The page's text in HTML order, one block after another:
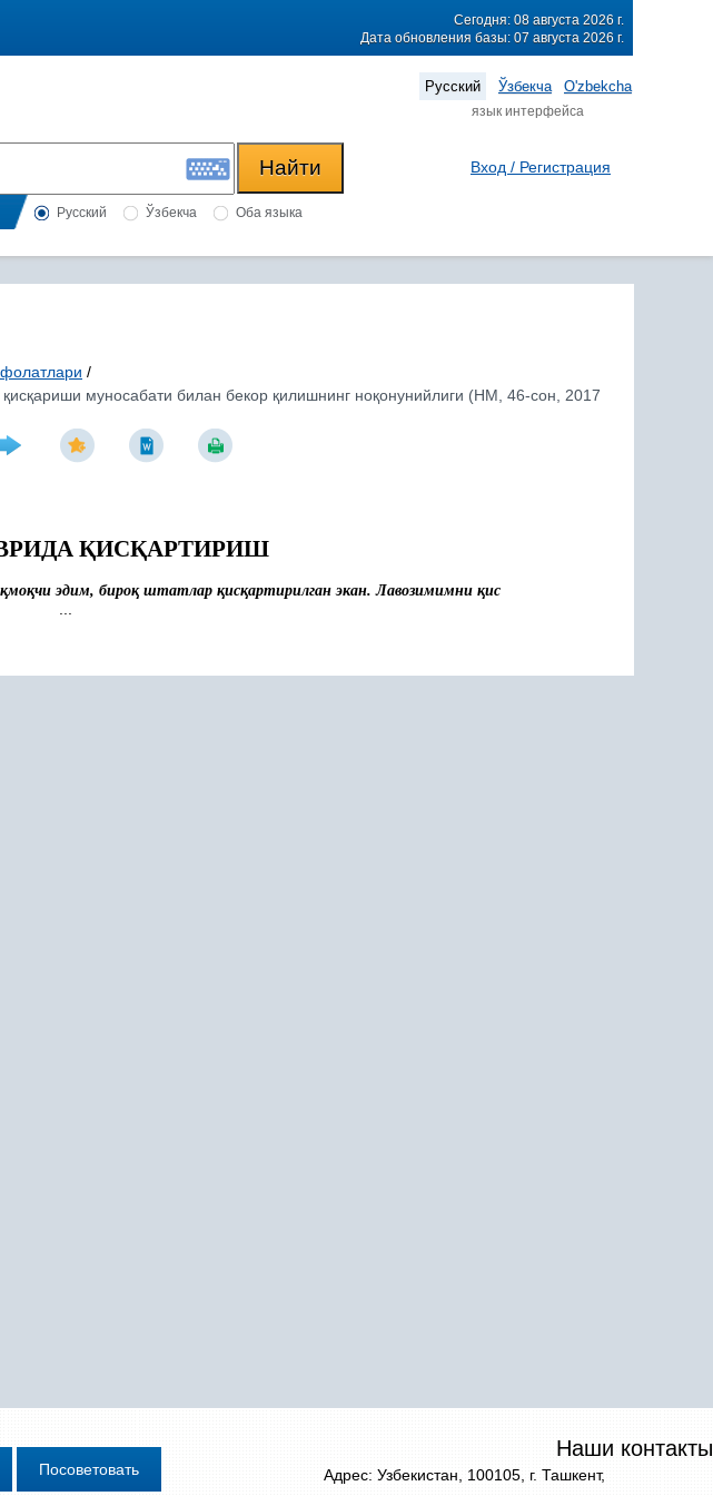
Сегодня: 08 августа 2026 г.
Дата обновления базы: 07 августа 2026 г.
Русский Ўзбекча O'zbekcha
язык интерфейса
Русский Ўзбекча Оба языка
Вход / Регистрация
/
муносабати билан бекор қилишнинг ноқонунийлиги (НМ, 46-сон, 2017
ҚИСҚАРТИРИШ
қмоқчи эдим, бироқштатлар қисқартирилган экан. Лавозимимни қис
Наши контакты
Адрес: Узбекистан, 100105, г. Ташкент,